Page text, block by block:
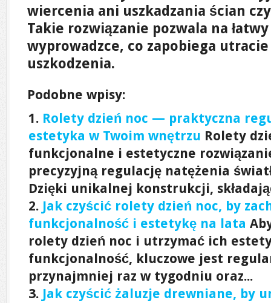
wiercenia ani uszkadzania ścian
Takie rozwiązanie pozwala na
wyprowadzce, co zapobiega
uszkodzenia.
Podobne wpisy:
Rolety dzień noc — praktyczna
estetyka w Twoim wnętrzu Rolety
funkcjonalne i estetyczne
precyzyjną regulację natężenia
Dzięki unikalnej konstrukcji,
Jak czyścić rolety dzień noc, by
funkcjonalność i estetykę na lata
rolety dzień noc i utrzymać ich
funkcjonalność, kluczowe jest
przynajmniej raz w tygodniu oraz...
Jak czyścić żaluzje drewniane, by